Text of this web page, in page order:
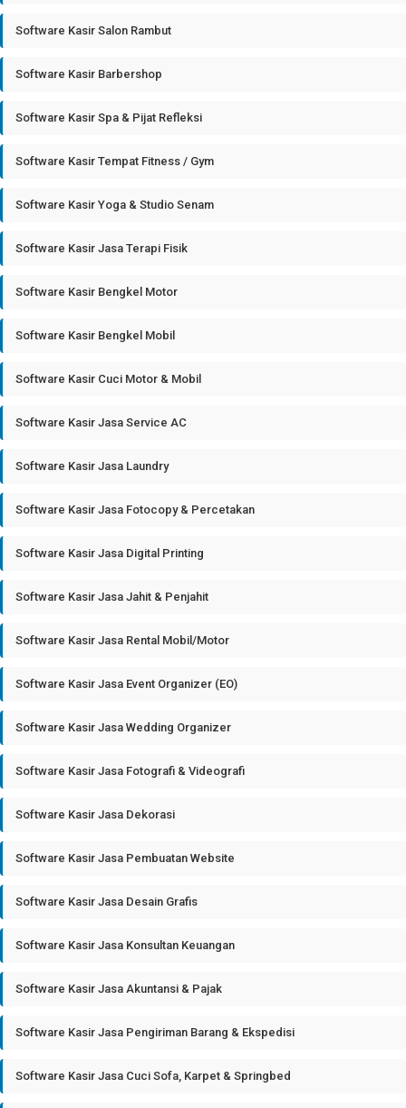
Software Kasir Salon Rambut
Software Kasir Barbershop
Software Kasir Spa & Pijat Refleksi
Software Kasir Tempat Fitness / Gym
Software Kasir Yoga & Studio Senam
Software Kasir Jasa Terapi Fisik
Software Kasir Bengkel Motor
Software Kasir Bengkel Mobil
Software Kasir Cuci Motor & Mobil
Software Kasir Jasa Service AC
Software Kasir Jasa Laundry
Software Kasir Jasa Fotocopy & Percetakan
Software Kasir Jasa Digital Printing
Software Kasir Jasa Jahit & Penjahit
Software Kasir Jasa Rental Mobil/Motor
Software Kasir Jasa Event Organizer (EO)
Software Kasir Jasa Wedding Organizer
Software Kasir Jasa Fotografi & Videografi
Software Kasir Jasa Dekorasi
Software Kasir Jasa Pembuatan Website
Software Kasir Jasa Desain Grafis
Software Kasir Jasa Konsultan Keuangan
Software Kasir Jasa Akuntansi & Pajak
Software Kasir Jasa Pengiriman Barang & Ekspedisi
Software Kasir Jasa Cuci Sofa, Karpet & Springbed